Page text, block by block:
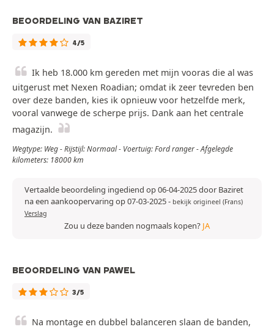
BEOORDELING VAN BAZIRET
4/5
Ik heb 18.000 km gereden met mijn vooras die al was
uitgerust met Nexen Roadian; omdat ik zeer tevreden ben
over deze banden, kies ik opnieuw voor hetzelfde merk,
vooral vanwege de scherpe prijs. Dank aan het centrale
magazijn.
Wegtype: Weg - Rijstijl: Normaal - Voertuig: Ford ranger - Afgelegde
kilometers: 18000 km
Vertaalde beoordeling ingediend op 06-04-2025 door Baziret
na een aankoopervaring op 07-03-2025- bekijk origineel (Frans)
Verslag
Zou u deze banden nogmaals kopen? JA
BEOORDELING VAN PAWEL
3/5
Na montage en dubbel balanceren slaan de banden,